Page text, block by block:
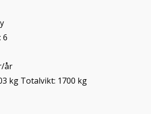
6
år
kg Totalvikt: 1700 kg